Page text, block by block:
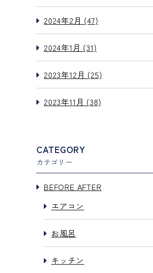
2024年2月 (47)
2024年1月 (31)
2023年12月 (25)
2023年11月 (38)
CATEGORY
カテゴリー
BEFORE AFTER
エアコン
お風呂
キッチン